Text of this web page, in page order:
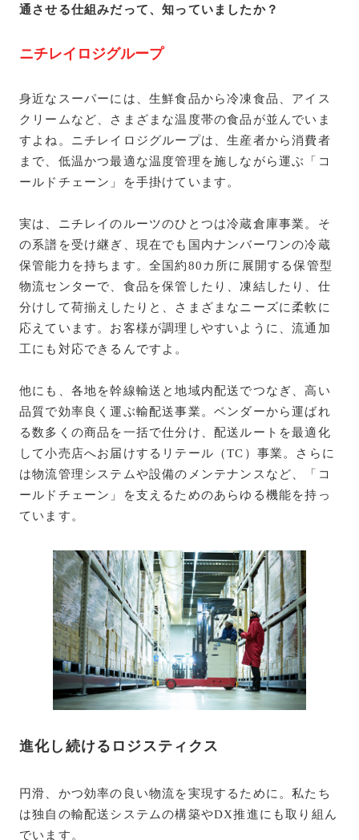
通させる仕組みだって、知っていましたか？
ニチレイロジグループ
身近なスーパーには、生鮮食品から冷凍食品、アイス
クリームなど、さまざまな温度帯の食品が並んでいま
すよね。ニチレイロジグループは、生産者から消費者
まで、低温かつ最適な温度管理を施しながら運ぶ「コ
ールドチェーン」を手掛けています。
実は、ニチレイのルーツのひとつは冷蔵倉庫事業。そ
の系譜を受け継ぎ、現在でも国内ナンバーワンの冷蔵
保管能力を持ちます。全国約80カ所に展開する保管型
物流センターで、食品を保管したり、凍結したり、仕
分けして荷揃えしたりと、さまざまなニーズに柔軟に
応えています。お客様が調理しやすいように、流通加
工にも対応できるんですよ。
他にも、各地を幹線輸送と地域内配送でつなぎ、高い
品質で効率良く運ぶ輸配送事業。ベンダーから運ばれ
る数多くの商品を一括で仕分け、配送ルートを最適化
して小売店へお届けするリテール（TC）事業。さらに
は物流管理システムや設備のメンテナンスなど、「コ
ールドチェーン」を支えるためのあらゆる機能を持っ
ています。
進化し続けるロジスティクス
円滑、かつ効率の良い物流を実現するために。私たち
は独自の輸配送システムの構築やDX推進にも取り組ん
でいます。